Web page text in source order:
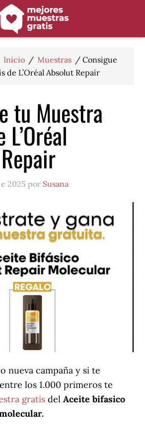
Inicio / Muestras / Consigue
de L’Oréal Absolut Repair
tu Muestra
2025 por Susana
nueva campaña y si te
los 1.000 primeros te
gratis del Aceite bifasico